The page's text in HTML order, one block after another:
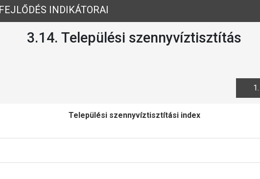
INDIKÁTORAI
3.14. Települési szennyvíztisztítás
Települési szennyvíztisztítási index